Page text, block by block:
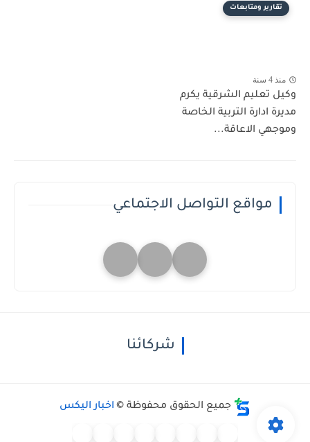
تقارير ومتابعات
منذ 4 سنة
وكيل تعليم الشرقية يكرم
مديرة ادارة التربية الخاصة
وموجهي الاعاقة...
مواقع التواصل الاجتماعي
شركائنا
جميع الحقوق محفوظة © اخبار اليكس